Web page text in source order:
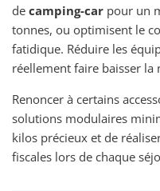
de camping-car pour un
tonnes, ou optimisent le
fatidique. Réduire les
réellement faire baisser la
Renoncer à certains
solutions modulaires
kilos précieux et de
fiscales lors de chaque